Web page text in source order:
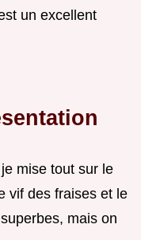
un excellent
mise tout sur le
vif des fraises et le
mais on